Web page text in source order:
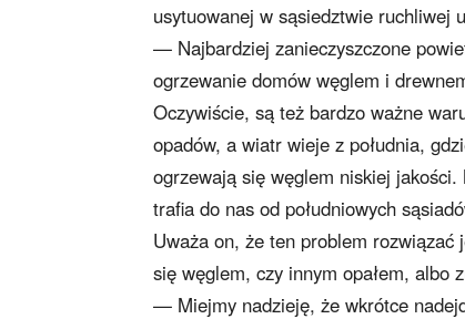
usytuowanej w sąsiedztwie ruchliwej
— Najbardziej zanieczyszczone
ogrzewanie domów węglem i
Oczywiście, są też bardzo ważne
opadów, a wiatr wieje z południa,
ogrzewają się węglem niskiej
trafia do nas od południowych
Uważa on, że ten problem
się węglem, czy innym opałem, albo
— Miejmy nadzieję, że wkrótce